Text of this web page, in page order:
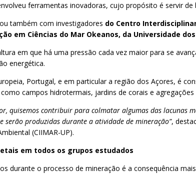
ferramentas inovadoras, cujo propósito é servir
também com investigadores do Centro
em Ciências do Mar Okeanos, da Universidade
em que há uma pressão cada vez maior para se
energética.
Portugal, e em particular a região dos Açores, é
campos hidrotermais, jardins de corais e
quisemos contribuir para colmatar algumas das
serão produzidas durante a atividade de mineração”,
(CIIMAR-UP).
em todos os grupos estudados
durante o processo de mineração é a consequência